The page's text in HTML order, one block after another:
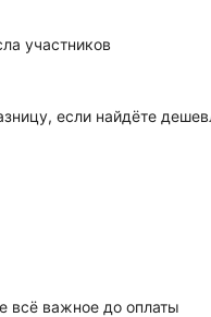
участников
если найдёте
всё важное до оплаты